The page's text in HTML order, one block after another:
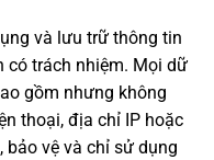
và lưu trữ thông tin
có trách nhiệm. Mọi dữ
gồm nhưng không
thoại, địa chỉ IP hoặc
bảo vệ và chỉ sử dụng